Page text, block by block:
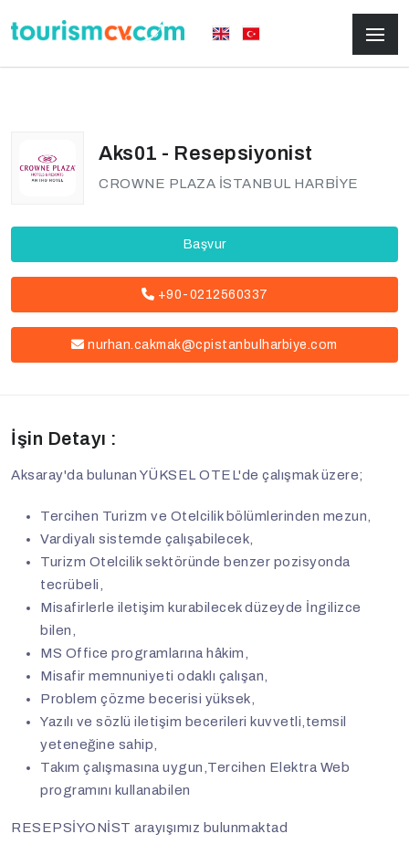
Aks01 - Resepsiyonist
CROWNE PLAZA İSTANBUL HARBİYE
Başvur
+90-0212560337
nurhan.cakmak@cpistanbulharbiye.com
İşin Detayı :
Aksaray'da bulunan YÜKSEL OTEL'de çalışmak üzere;
Tercihen Turizm ve Otelcilik bölümlerinden mezun,
Vardiyalı sistemde çalışabilecek,
Turizm Otelcilik sektöründe benzer pozisyonda
tecrübeli,
Misafirlerle iletişim kurabilecek düzeyde İngilizce
bilen,
MS Office programlarına hâkim,
Misafir memnuniyeti odaklı çalışan,
Problem çözme becerisi yüksek,
Yazılı ve sözlü iletişim becerileri kuvvetli,temsil
yeteneğine sahip,
Takım çalışmasına uygun,Tercihen Elektra Web
programını kullanabilen
RESEPSİYONİST arayışımız bulunmaktad